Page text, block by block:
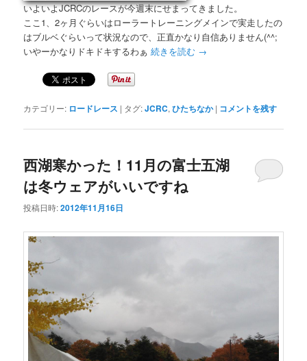
いよいよJCRCのレースが今週末にせまってきました。
ここ1、2ヶ月ぐらいはローラートレーニングメインで実走したの
はブルベぐらいって状況なので、正直かなり自信ありません(^^;
いやーかなりドキドキするわぁ続きを読む →
カテゴリー: ロードレース | タグ:JCRC,ひたちなか | コメントを残す
西湖寒かった！11月の富士五湖
は冬ウェアがいいですね
投稿日時:2012年11月16日